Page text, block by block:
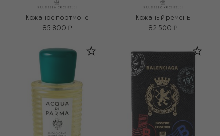
Кожаное портмоне
85 800 ₽
Кожаный ремень
82 500 ₽